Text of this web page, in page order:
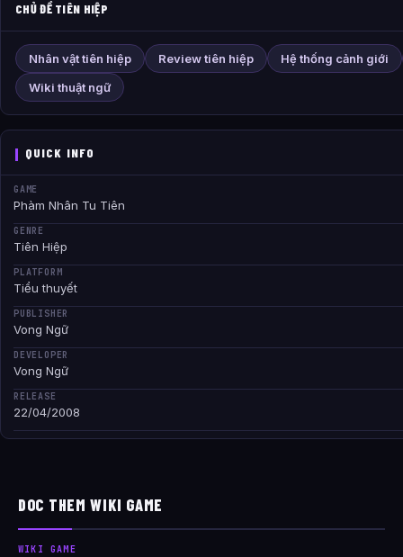
CHỦ ĐỀ TIÊN HIỆP
Nhân vật tiên hiệp Review tiên hiệp
Hệ thống cảnh giới
Wiki thuật ngữ
QUICK INFO
GAME
Phàm Nhân Tu Tiên
GENRE
Tiên Hiệp
PLATFORM
Tiểu thuyết
PUBLISHER
Vong Ngữ
DEVELOPER
Vong Ngữ
RELEASE
22/04/2008
DOC THEM WIKI GAME
WIKI GAME